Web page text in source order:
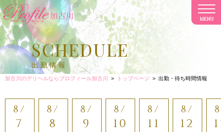
MENU
加古川のデリヘルならプロフィール加古川 > トップページ > 出勤・待ち時間情報
SCHEDULE
出勤情報
8/
7
8/
8
8/
9
8/
10
8/
11
8/
12